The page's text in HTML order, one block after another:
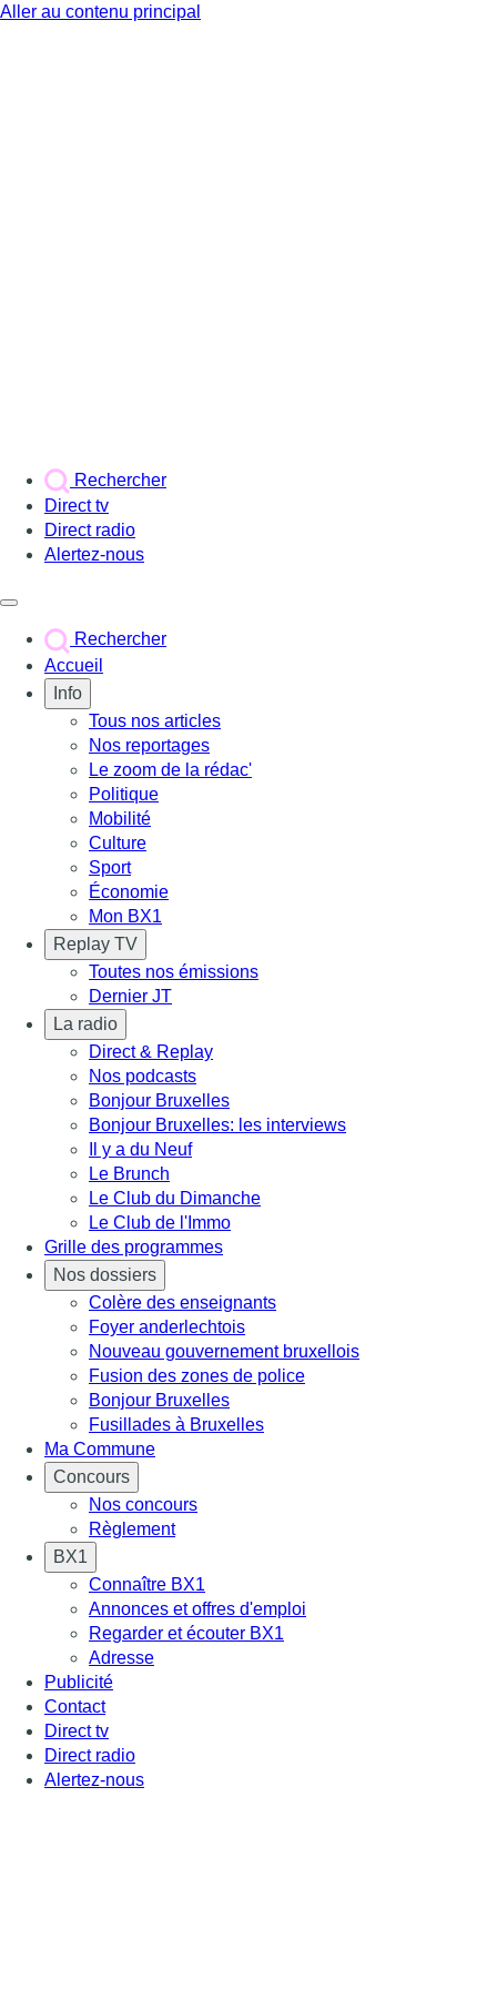
Aller au contenu principal
Rechercher
Direct tv
Direct radio
Alertez-nous
Rechercher
Accueil
Info
Tous nos articles
Nos reportages
Le zoom de la rédac'
Politique
Mobilité
Culture
Sport
Économie
Mon BX1
Replay TV
Toutes nos émissions
Dernier JT
La radio
Direct & Replay
Nos podcasts
Bonjour Bruxelles
Bonjour Bruxelles: les interviews
Il y a du Neuf
Le Brunch
Le Club du Dimanche
Le Club de l'Immo
Grille des programmes
Nos dossiers
Colère des enseignants
Foyer anderlechtois
Nouveau gouvernement bruxellois
Fusion des zones de police
Bonjour Bruxelles
Fusillades à Bruxelles
Ma Commune
Concours
Nos concours
Règlement
BX1
Connaître BX1
Annonces et offres d'emploi
Regarder et écouter BX1
Adresse
Publicité
Contact
Direct tv
Direct radio
Alertez-nous